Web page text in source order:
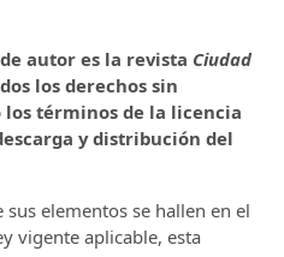
autor es la revista Ciudad
los derechos sin
términos de la licencia
y distribución del
elementos se hallen en el
vigente aplicable, esta